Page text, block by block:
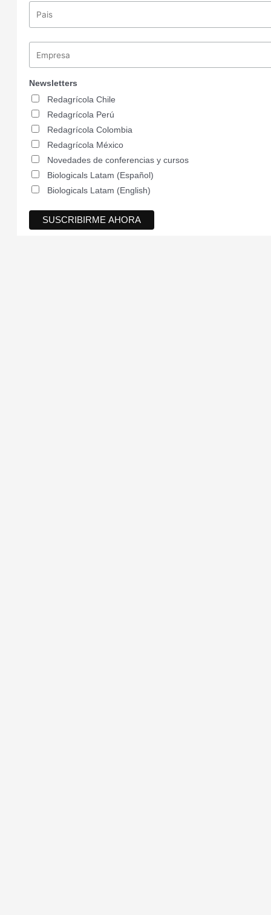
Newsletters
Redagrícola Chile
Redagrícola Perú
Redagrícola Colombia
Redagrícola México
Novedades de conferencias y cursos
Biologicals Latam (Español)
Biologicals Latam (English)